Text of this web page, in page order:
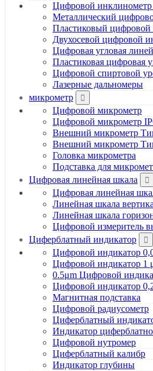
Цифровой инклинометр
Металлический
Пластиковый цифровой
Двухосевой цифровой
Цифровая угловая
Пластиковая цифровая
Цифровой спиртовой
Лазерные дальномеры
микрометр
Цифровой микрометр
Цифровой микрометр
Внешний микрометр
Внешний микрометр
Головка микрометра
Подставка для
Цифровая линейная шкала
Цифровая линейная
Линейная шкала
Линейная шкала
Цифровой измеритель
Циферблатный индикатор
Цифровой индикатор
Цифровой индикатор 1
0.5μm Цифровой
Цифровой индикатор
Магнитная подставка
Цифровой радиусометр
Циферблатный
Индикатор
Цифровой нутромер
Циферблатный калибр
Индикатор глубины